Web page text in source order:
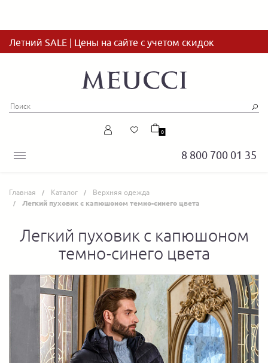
Летний SALE | Цены на сайте с учетом скидок
8 800 700 01 35
0
Главная Каталог Верхняя одежда
Легкий пуховик с капюшоном темно-синего цвета
Легкий пуховик с капюшоном
темно-синего цвета